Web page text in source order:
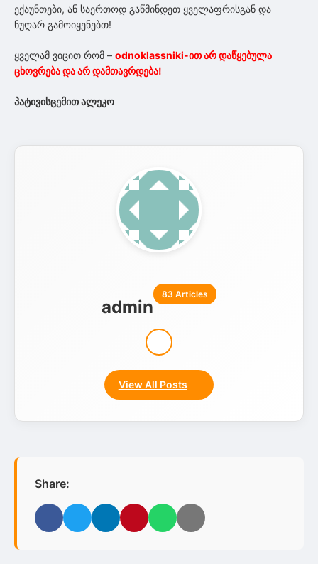
ექაუნთები, ან საერთოდ გაწმინდეთ ყველაფრისგან და
ნუღარ გამოიყენებთ!
ყველამ ვიცით რომ – odnoklassniki-ით არ დაწყებულა
ცხოვრება და არ დამთავრდება!
პატივისცემით ალეკო
admin
83 Articles
View All Posts
Share:
Facebook
Twitter LinkedInPinterestWhatsApp
Email